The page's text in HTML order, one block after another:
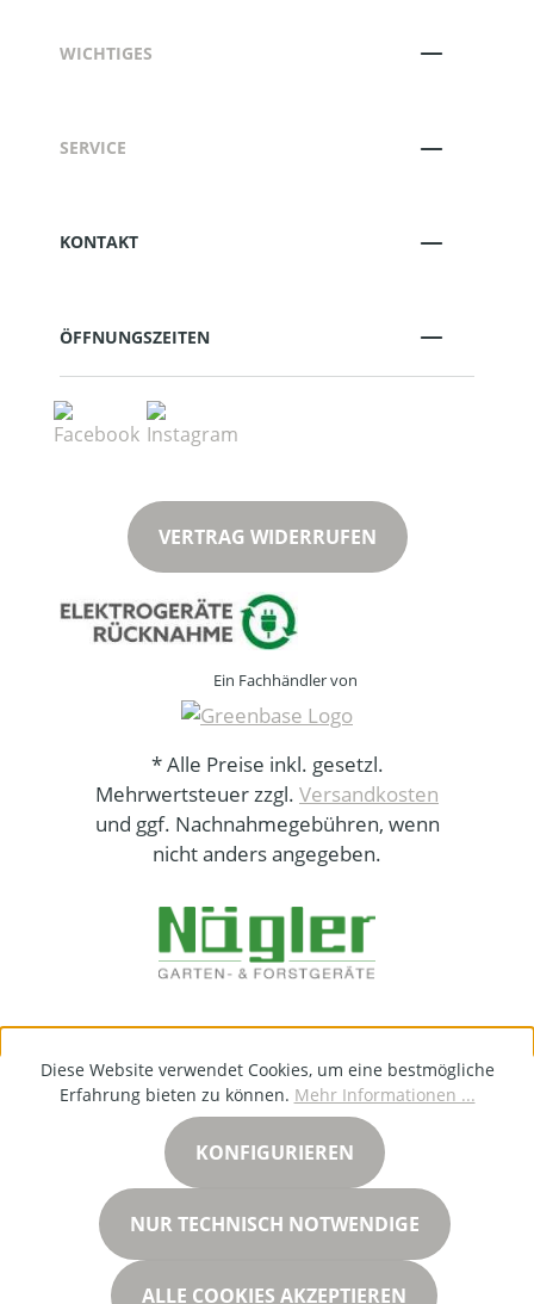
WICHTIGES
SERVICE
KONTAKT
ÖFFNUNGSZEITEN
VERTRAG WIDERRUFEN
Ein Fachhändler von
* Alle Preise inkl. gesetzl.
Mehrwertsteuer zzgl. Versandkosten
und ggf. Nachnahmegebühren, wenn
nicht anders angegeben.
Diese Website verwendet Cookies, um eine bestmögliche
Erfahrung bieten zu können. Mehr Informationen ...
NUR TECHNISCH NOTWENDIGE
KONFIGURIEREN
ALLE COOKIES AKZEPTIEREN